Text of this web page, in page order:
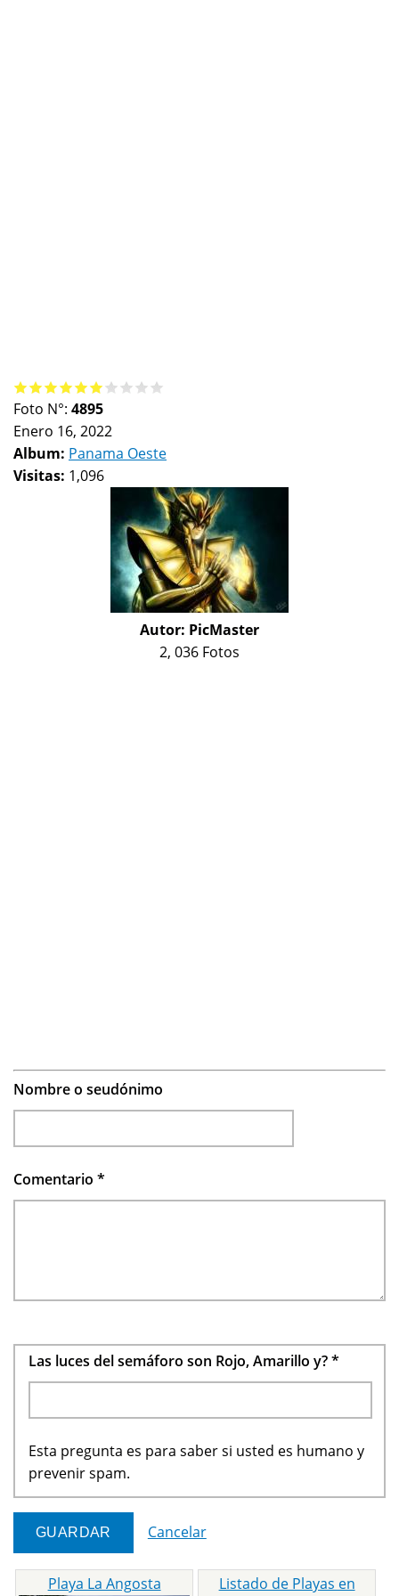
Foto N°: 4895
Enero 16, 2022
Album: Panama Oeste
Visitas: 1,096
Autor: PicMaster
2, 036 Fotos
Nombre o seudónimo
Comentario *
Las luces del semáforo son Rojo, Amarillo y?*
Esta pregunta es para saber si usted es humano y
prevenir spam.
Cancelar
Playa La Angosta Listado de Playas en